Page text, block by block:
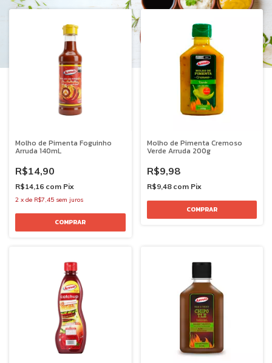
Molho de Pimenta Foguinho
Arruda 140mL
R$14,90
R$14,16 com Pix
2 x de R$7,45 sem juros
Molho de Pimenta Cremoso
Verde Arruda 200g
R$9,98
R$9,48 com Pix